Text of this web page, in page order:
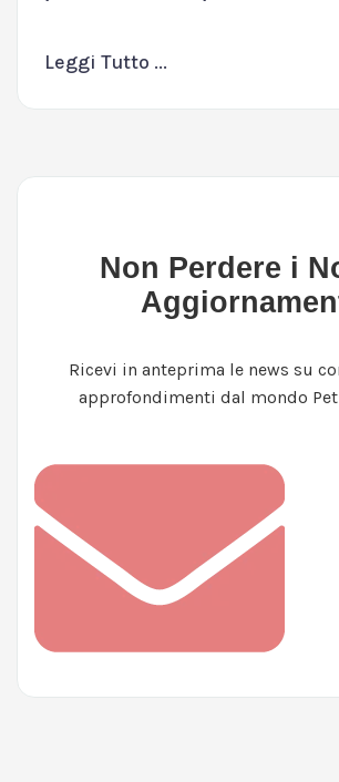
Leggi Tutto ...
Non Perdere i
Ricevi in anteprima le news su
approfondimenti dal mondo Pet